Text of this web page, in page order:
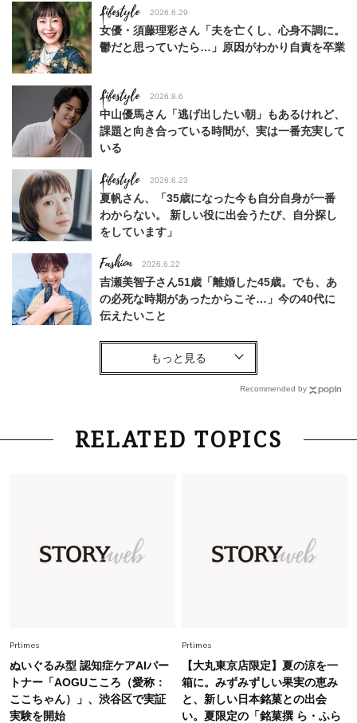
Lifestyle 2026.6.29
女優・須藤理彩さん「夫を亡くし、心身不調に。
鬱だと思っていたら…」原因がわかり自責を卒業
Lifestyle 2026.8.6
中山優馬さん「逃げ出したい朝」もあるけれど、
課題と向き合っている時間が、実は一番充実して
いる
Lifestyle 2026.6.23
夏帆さん、「35歳になった今も自分自身が一番
わからない。 新しい役に出会うたび、自分探し
をしています」
Fashion 2026.6.22
吉瀬美智子さん51歳「離婚した45歳。でも、あ
の必死な時期があったからこそ…」今の40代に
伝えたいこと
Fashion
【40代コンサバ派】白Tシャツは「パール×ゴー
Lifestyle 2026.7.29
「お若いですね」は褒め言葉？“若い＝美しい”と
上野千鶴子先生が問い直す“理想の老後”の呪縛
【ジェンダー連載23】
Fashion 2026.6.12
中村ゆりさん「40代になり、やっと“仕事以外の
幸福感”に目が向いた」ライフスタイルも、服も
Recommended by
RELATED TOPICS
Prtimes
ぬいぐるみ型 認知症ケアAIパー
トナー「AOGUこころ（愛称：
ここちゃん）」、渋谷区で実証
実験を開始
Prtimes
【大丸東京店限定】夏の涼を一
箱に。みずみずしい果実の恵み
と、新しい日本銘菓との出会
い。夏限定の「銘菓撰 ら・ふら